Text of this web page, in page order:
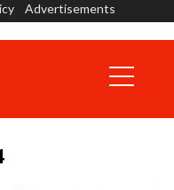
Advertisements
Menu